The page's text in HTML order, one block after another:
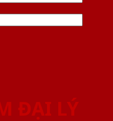
ĐẠI LÝ